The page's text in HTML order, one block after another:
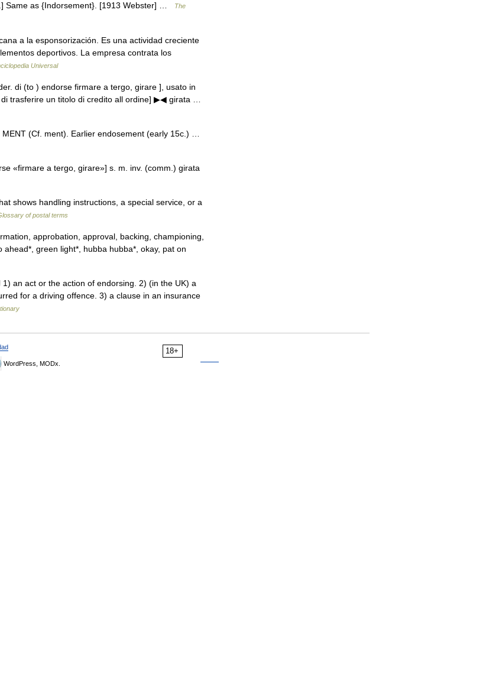
Same as {Indorsement}. [1913 Webster] …
The
a la esponsorización. Es una actividad creciente
deportivos. La empresa contrata los
Universal
di (to ) endorse firmare a tergo, girare ], usato in
trasferire un titolo di credito all ordine] ▶◀ girata …
(Cf. ment). Earlier endosement (early 15c.) …
«firmare a tergo, girare»] s. m. inv. (comm.) girata
shows handling instructions, a special service, or a
of postal terms
approbation, approval, backing, championing,
green light*, hubba hubba*, okay, pat on
an act or the action of endorsing. 2) (in the UK) a
for a driving offence. 3) a clause in an insurance
18+
WordPress, MODx.